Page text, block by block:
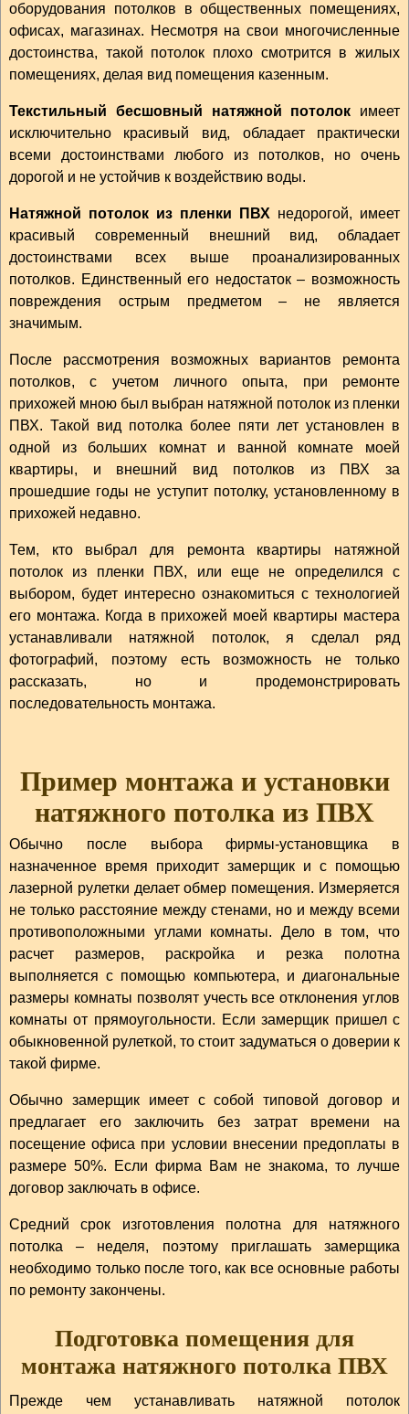
оборудования потолков в общественных помещениях,
офисах, магазинах. Несмотря на свои многочисленные
достоинства, такой потолок плохо смотрится в жилых
помещениях, делая вид помещения казенным.
Текстильный бесшовный натяжной потолок имеет
исключительно красивый вид, обладает практически
всеми достоинствами любого из потолков, но очень
дорогой и не устойчив к воздействию воды.
Натяжной потолок из пленки ПВХ недорогой, имеет
красивый современный внешний вид, обладает
достоинствами всех выше проанализированных
потолков. Единственный его недостаток – возможность
повреждения острым предметом – не является
значимым.
После рассмотрения возможных вариантов ремонта
потолков, с учетом личного опыта, при ремонте
прихожей мною был выбран натяжной потолок из пленки
ПВХ. Такой вид потолка более пяти лет установлен в
одной из больших комнат и ванной комнате моей
квартиры, и внешний вид потолков из ПВХ за
прошедшие годы не уступит потолку, установленному в
прихожей недавно.
Тем, кто выбрал для ремонта квартиры натяжной
потолок из пленки ПВХ, или еще не определился с
выбором, будет интересно ознакомиться с технологией
его монтажа. Когда в прихожей моей квартиры мастера
устанавливали натяжной потолок, я сделал ряд
фотографий, поэтому есть возможность не только
рассказать, но и продемонстрировать
последовательность монтажа.
Пример монтажа и установки
натяжного потолка из ПВХ
Обычно после выбора фирмы-установщика в
назначенное время приходит замерщик и с помощью
лазерной рулетки делает обмер помещения. Измеряется
не только расстояние между стенами, но и между всеми
противоположными углами комнаты. Дело в том, что
расчет размеров, раскройка и резка полотна
выполняется с помощью компьютера, и диагональные
размеры комнаты позволят учесть все отклонения углов
комнаты от прямоугольности. Если замерщик пришел с
обыкновенной рулеткой, то стоит задуматься о доверии к
такой фирме.
Обычно замерщик имеет с собой типовой договор и
предлагает его заключить без затрат времени на
посещение офиса при условии внесении предоплаты в
размере 50%. Если фирма Вам не знакома, то лучше
договор заключать в офисе.
Средний срок изготовления полотна для натяжного
потолка – неделя, поэтому приглашать замерщика
необходимо только после того, как все основные работы
по ремонту закончены.
Подготовка помещения для
монтажа натяжного потолка ПВХ
Прежде чем устанавливать натяжной потолок